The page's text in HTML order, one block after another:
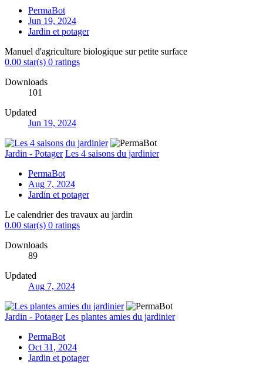
PermaBot
Jun 19, 2024
Jardin et potager
Manuel d'agriculture biologique sur petite surface
0.00 star(s) 0 ratings
Downloads
101
Updated
Jun 19, 2024
Jardin - Potager Les 4 saisons du jardinier
PermaBot
Aug 7, 2024
Jardin et potager
Le calendrier des travaux au jardin
0.00 star(s) 0 ratings
Downloads
89
Updated
Aug 7, 2024
Jardin - Potager Les plantes amies du jardinier
PermaBot
Oct 31, 2024
Jardin et potager